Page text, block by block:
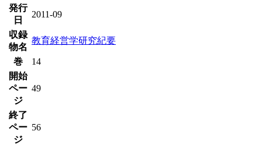
発行
日
2011-09
収録
物名
教育経営学研究紀要
巻
14
開始
ペー
ジ
49
終了
ペー
ジ
56